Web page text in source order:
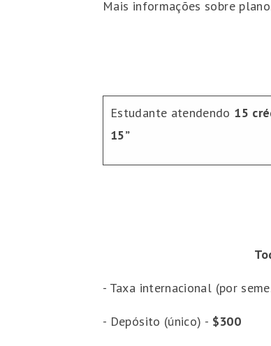
Mais informações sobre
Estudante atendendo 15
15”
- Taxa internacional (por
- Depósito (único) - $300